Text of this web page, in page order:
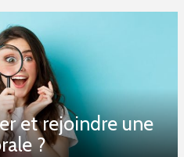
et rejoindre une
?